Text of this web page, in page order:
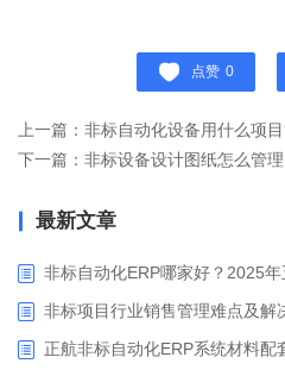
点赞 0
上一篇：非标自动化设备用什么项
下一篇：非标设备设计图纸怎么管理
最新文章
非标自动化ERP哪家好？2025
非标项目行业销售管理难点及解
正航非标自动化ERP系统材料配